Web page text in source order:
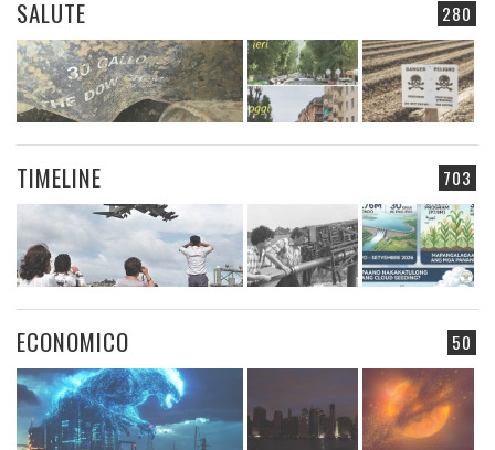
280
SALUTE
703
TIMELINE
50
ECONOMICO